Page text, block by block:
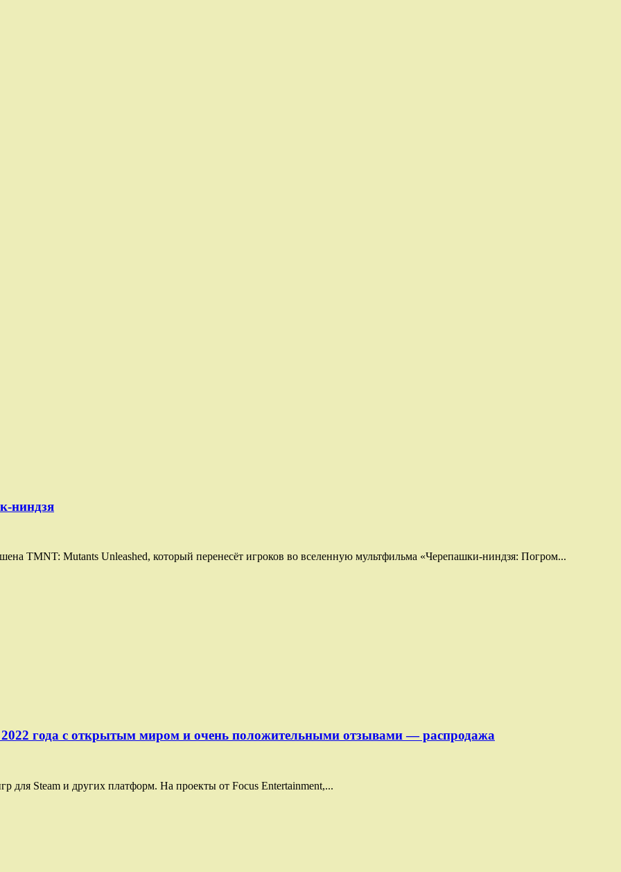
ниндзя
TMNT: Mutants Unleashed, который перенесёт игроков во вселенную мультфильма «Черепашки-ниндзя: Погром...
2022 года с открытым миром и очень положительными отзывами — распродажа
для Steam и других платформ. На проекты от Focus Entertainment,...